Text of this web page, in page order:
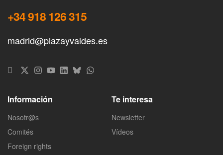
+34 918 126 315
madrid@plazayvaldes.es
Información
Nosotr@s
Comités
Foreign rights
Te interesa
Newsletter
Vídeos